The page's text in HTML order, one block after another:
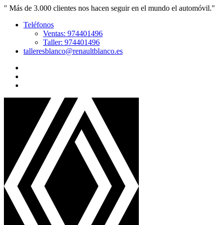
" Más de 3.000 clientes nos hacen seguir en el mundo el automóvil."
Teléfonos
Ventas: 974401496
Taller: 974401496
talleresblanco@renaultblanco.es